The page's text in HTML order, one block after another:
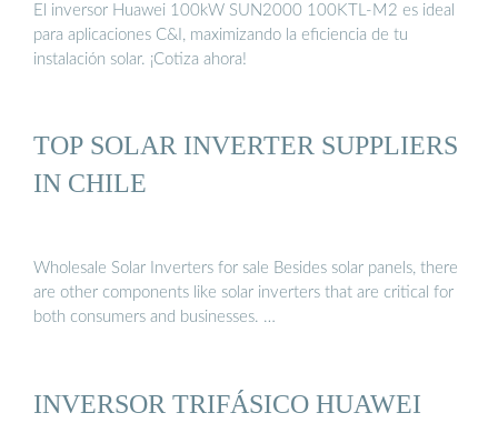
El inversor Huawei 100kW SUN2000 100KTL-M2 es ideal
para aplicaciones C&I, maximizando la eficiencia de tu
instalación solar. ¡Cotiza ahora!
TOP SOLAR INVERTER SUPPLIERS
IN CHILE
Wholesale Solar Inverters for sale Besides solar panels, there
are other components like solar inverters that are critical for
both consumers and businesses. …
INVERSOR TRIFÁSICO HUAWEI